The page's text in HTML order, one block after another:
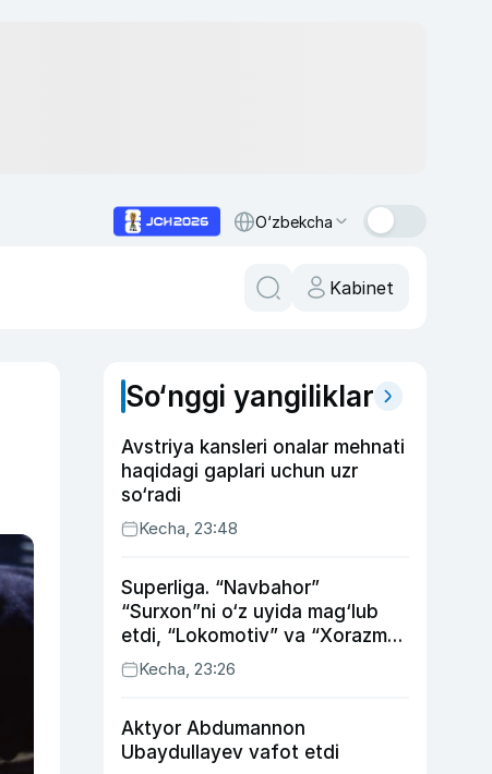
O‘zbekcha
Kabinet
So‘nggi yangiliklar
Avstriya kansleri onalar mehnati
haqidagi gaplari uchun uzr
so‘radi
Kecha, 23:48
Superliga. “Navbahor”
“Surxon”ni o‘z uyida mag‘lub
etdi, “Lokomotiv” va “Xorazm”
uyda g‘alaba qozondi
Kecha, 23:26
Aktyor Abdu­mannon
Ubaydullayev vafot etdi